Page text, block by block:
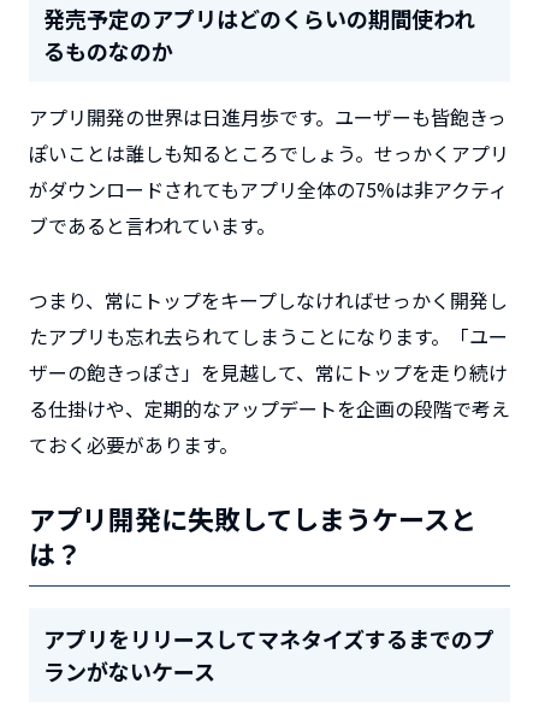
発売予定のアプリはどのくらいの期間使われ
るものなのか
アプリ開発の世界は日進月歩です。ユーザーも皆飽きっ
ぽいことは誰しも知るところでしょう。せっかくアプリ
がダウンロードされてもアプリ全体の75%は非アクティ
ブであると言われています。
つまり、常にトップをキープしなければせっかく開発し
たアプリも忘れ去られてしまうことになります。「ユー
ザーの飽きっぽさ」を見越して、常にトップを走り続け
る仕掛けや、定期的なアップデートを企画の段階で考え
ておく必要があります。
アプリ開発に失敗してしまうケースと
は？
アプリをリリースしてマネタイズするまでのプ
ランがないケース